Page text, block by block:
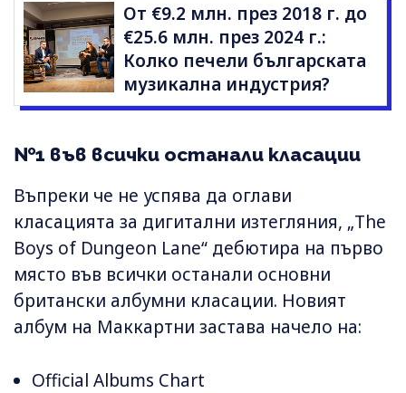
От €9.2 млн. през 2018 г. до
€25.6 млн. през 2024 г.:
Колко печели българската
музикална индустрия?
№1 във всички останали класации
Въпреки че не успява да оглави
класацията за дигитални изтегляния, „The
Boys of Dungeon Lane“ дебютира на първо
място във всички останали основни
британски албумни класации. Новият
албум на Маккартни застава начело на:
Official Albums Chart